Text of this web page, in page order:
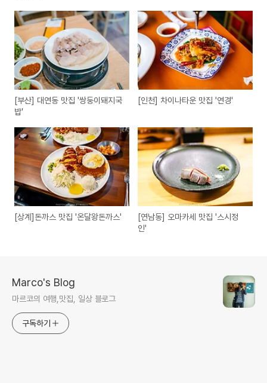
[부산] 대연동 맛집 '쌍둥이돼지국
밥'
[인천] 차이나타운 맛집 '연경'
[상계]돈까스 맛집 '온달왕돈까스'
[연남동] 오마카세 맛집 '스시정
인'
Marco's Blog
마르코의 여행,맛집, 일상 블로그
구독하기